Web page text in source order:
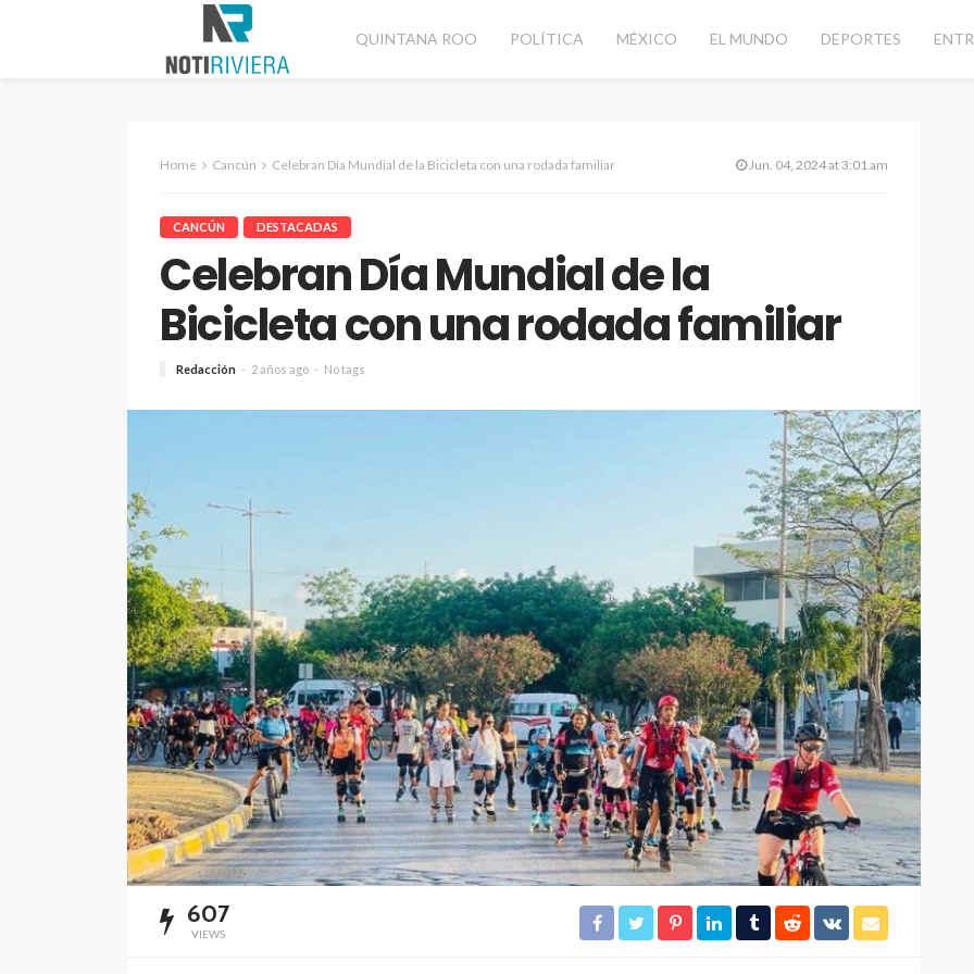
QUINTANA ROO POLÍTICA MÉXICO EL MUNDO DEPORTES
Home Cancún Celebran Día Mundial de la Bicicleta con una rodada familiar Jun. 04, 2024 at 3:01 am
CANCÚN DESTACADAS
Celebran Día Mundial de la
Bicicleta con una rodada familiar
Redacción 2 años ago No tags
607
VIEWS
Impulsan simplificación
digitalización de trámites
Redacción 9 horas ago 25
DESTACADAS
Gobierno de BJ clausura el
desarrollo irregular
“Mayorales”
Redacción 9 horas ago